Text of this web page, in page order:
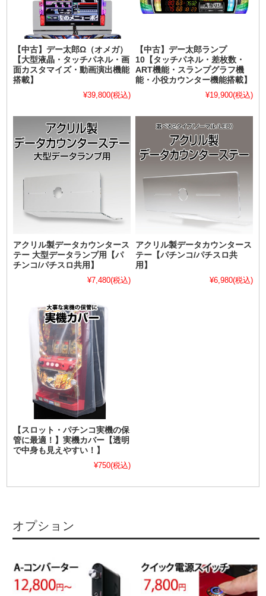
【中古】デー太郎Ω（オメガ）
【大型液晶・タッチパネル・画
面カスタマイズ・動画演出機能
搭載】
¥39,800(税込)
【中古】デー太郎ランプ
10【タッチパネル・差枚数・
ART機能・スランプグラフ機
能・小役カウンター機能搭載】
¥19,900(税込)
アクリル製データカウンタース
テー 大型データランプ用【パ
チンコ/パチスロ共用】
¥7,480(税込)
アクリル製データカウンタース
テー【パチンコ/パチスロ共
用】
¥6,980(税込)
【スロット・パチンコ実機の保
管に最適！】実機カバー【透明
で中身も見えやすい！】
¥750(税込)
オプション